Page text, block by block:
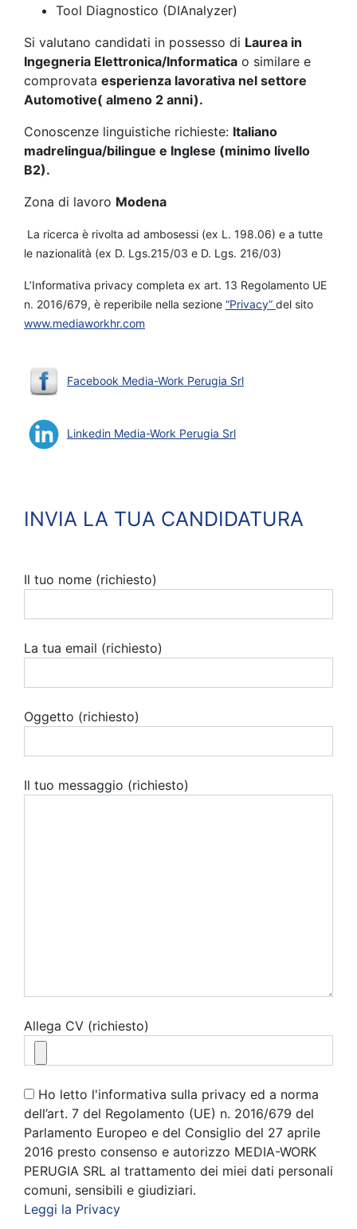
Tool Diagnostico (DIAnalyzer)
Si valutano candidati in possesso di Laurea in
Ingegneria Elettronica/Informatica o similare e
comprovata esperienza lavorativa nel settore
Automotive( almeno 2 anni).
Conoscenze linguistiche richieste: Italiano
madrelingua/bilingue e Inglese (minimo livello
B2).
Zona di lavoro Modena
La ricerca è rivolta ad ambosessi (ex L. 198.06) e a tutte
le nazionalità (ex D. Lgs.215/03 e D. Lgs. 216/03)
L’Informativa privacy completa ex art. 13 Regolamento UE
n. 2016/679, è reperibile nella sezione “Privacy” del sito
www.mediaworkhr.com
Facebook Media-Work Perugia Srl
Linkedin Media-Work Perugia Srl
INVIA LA TUA CANDIDATURA
Il tuo nome (richiesto)
La tua email (richiesto)
Oggetto (richiesto)
Il tuo messaggio (richiesto)
Allega CV (richiesto)
Ho letto l'informativa sulla privacy ed a norma
dell’art. 7 del Regolamento (UE) n. 2016/679 del
Parlamento Europeo e del Consiglio del 27 aprile
2016 presto consenso e autorizzo MEDIA-WORK
PERUGIA SRL al trattamento dei miei dati personali
comuni, sensibili e giudiziari.
Leggi la Privacy